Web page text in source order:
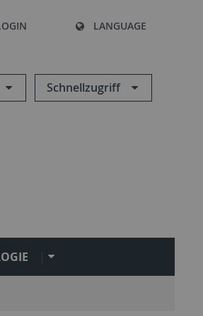
LANGUAGE
Schnellzugriff